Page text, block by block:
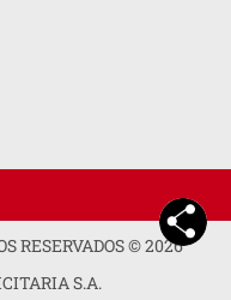
RESERVADOS ©2026
S.A.